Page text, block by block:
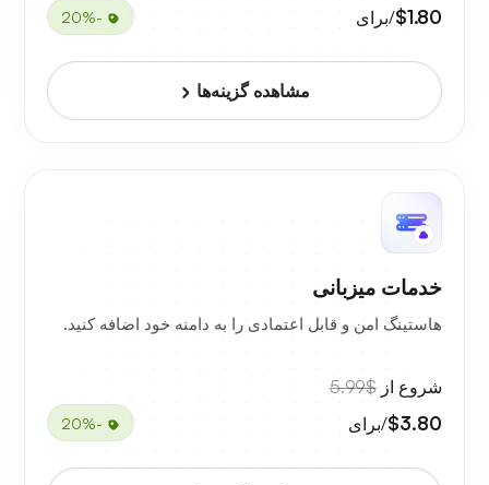
$1.80/برای -20%
مشاهده گزینه‌ها
خدمات میزبانی
هاستینگ امن و قابل اعتمادی را به دامنه خود اضافه کنید.
شروع از $5.99
$3.80/برای -20%